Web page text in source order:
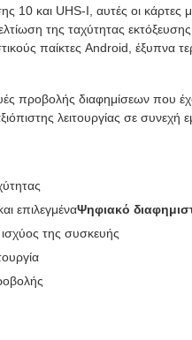
10 και UHS-I, αυτές οι
της ταχύτητας
παίκτες Android, έξυπνα
προβολής διαφημίσεων
λειτουργίας σε συνεχή
επιλεγμέναΨηφιακό
της συσκευής